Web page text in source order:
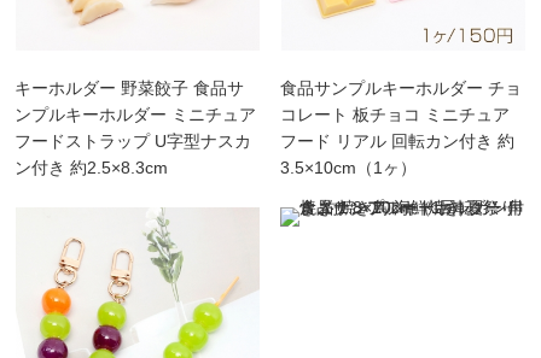
キーホルダー 野菜餃子 食品サ
ンプルキーホルダー ミニチュア
フードストラップ U字型ナスカ
ン付き 約2.5×8.3cm
食品サンプルキーホルダー チョ
コレート 板チョコ ミニチュア
フード リアル 回転カン付き 約
3.5×10cm（1ヶ）